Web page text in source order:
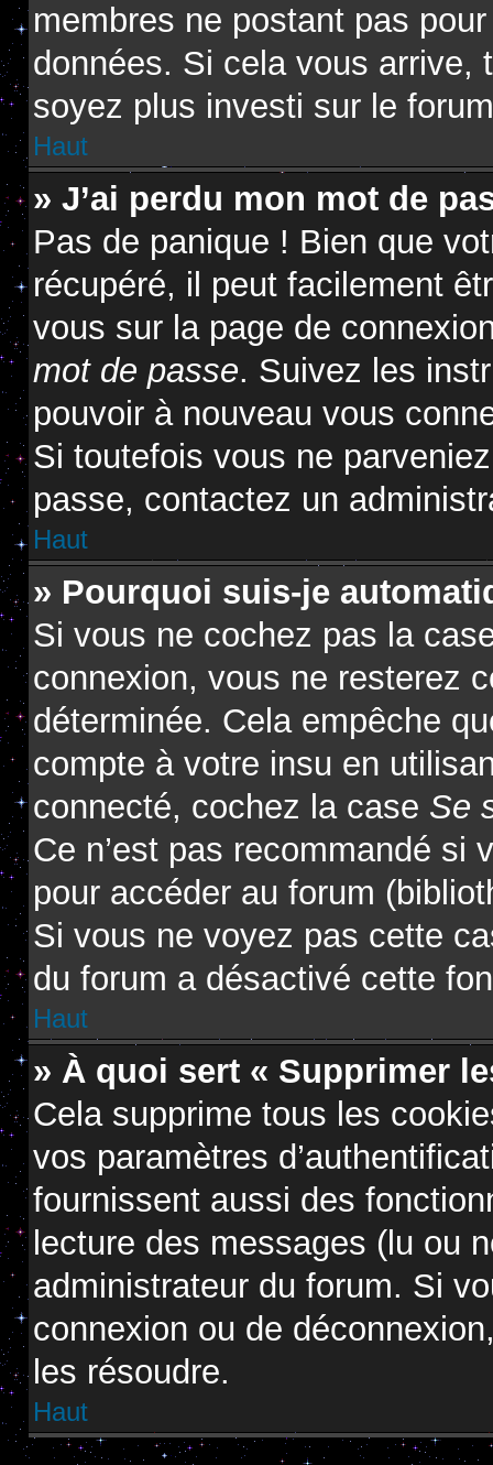
membres ne postant pas
données. Si cela vous arrive,
soyez plus investi sur le
Haut
» J’ai perdu mon mot de
Pas de panique ! Bien que
récupéré, il peut facilement
vous sur la page de
mot de passe. Suivez les
pouvoir à nouveau vous
Si toutefois vous ne
passe, contactez un
Haut
» Pourquoi suis-je
Si vous ne cochez pas la
connexion, vous ne resterez
déterminée. Cela empêche
compte à votre insu en
connecté, cochez la case Se
Ce n’est pas recommandé si
pour accéder au forum
Si vous ne voyez pas cette
du forum a désactivé cette
Haut
» À quoi sert « Supprimer
Cela supprime tous les
vos paramètres
fournissent aussi des
lecture des messages (lu ou
administrateur du forum. Si
connexion ou de
les résoudre.
Haut